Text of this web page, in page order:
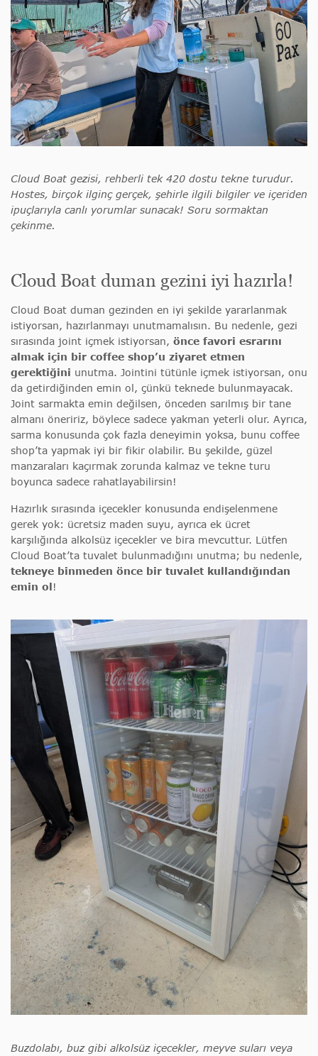
Cloud Boat gezisi, rehberli tek 420 dostu tekne turudur.
Hostes, birçok ilginç gerçek, şehirle ilgili bilgiler ve içeriden
ipuçlarıyla canlı yorumlar sunacak! Soru sormaktan
çekinme.
Cloud Boat duman gezini iyi hazırla!
Cloud Boat duman gezinden en iyi şekilde yararlanmak
istiyorsan, hazırlanmayı unutmamalısın. Bu nedenle, gezi
sırasında joint içmek istiyorsan, önce favori esrarını
almak için bir coffee shop’u ziyaret etmen
gerektiğini unutma. Jointini tütünle içmek istiyorsan, onu
da getirdiğinden emin ol, çünkü teknede bulunmayacak.
Joint sarmakta emin değilsen, önceden sarılmış bir tane
almanı öneririz, böylece sadece yakman yeterli olur. Ayrıca,
sarma konusunda çok fazla deneyimin yoksa, bunu coffee
shop’ta yapmak iyi bir fikir olabilir. Bu şekilde, güzel
manzaraları kaçırmak zorunda kalmaz ve tekne turu
boyunca sadece rahatlayabilirsin!
Hazırlık sırasında içecekler konusunda endişelenmene
gerek yok: ücretsiz maden suyu, ayrıca ek ücret
karşılığında alkolsüz içecekler ve bira mevcuttur. Lütfen
Cloud Boat’ta tuvalet bulunmadığını unutma; bu nedenle,
tekneye binmeden önce bir tuvalet kullandığından
emin ol!
Buzdolabı, buz gibi alkolsüz içecekler, meyve suları veya